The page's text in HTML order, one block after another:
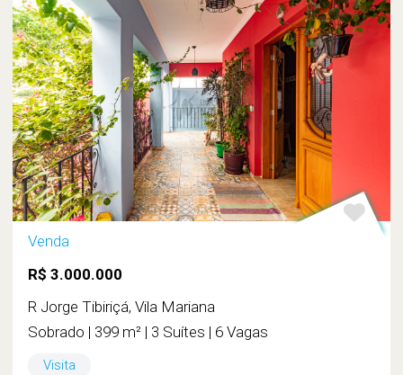
Venda
R$ 3.000.000
R Jorge Tibiriçá, Vila Mariana
Sobrado | 399 m² | 3 Suítes | 6 Vagas
Visita